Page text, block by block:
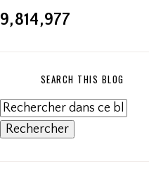
9,814,977
SEARCH THIS BLOG